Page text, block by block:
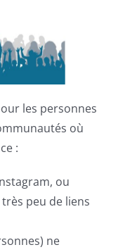
les personnes
où
:
ou
peu de liens
ne